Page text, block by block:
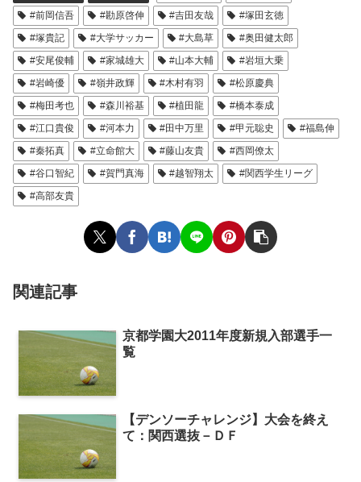
#前岡信吾
#勘原啓伸 #吉田友哉
#塚田玄徳
#塚貴記
#大学サッカー #大島草
#奥田健太郎
#安尾俊輔
#家城雄大 #山本大輔
#岩垣大乗
#岩崎優
#嶺井政輝 #木村有羽
#松原慶典
#梅田考也
#森川裕基 #植田龍
#橋本泰成
#江口貴俊
#河本力 #田中万里 #甲元聡史
#福島伸
#秦拓真
#立命館大 #藤山友貴
#西岡僚太
#谷口智紀
#賀門真海 #越智翔太
#関西学生リーグ
#高部友貴
関連記事
京都学園大2011年度新規入部選手一
覧
【デンソーチャレンジ】大会を終え
て：関西選抜－ＤＦ